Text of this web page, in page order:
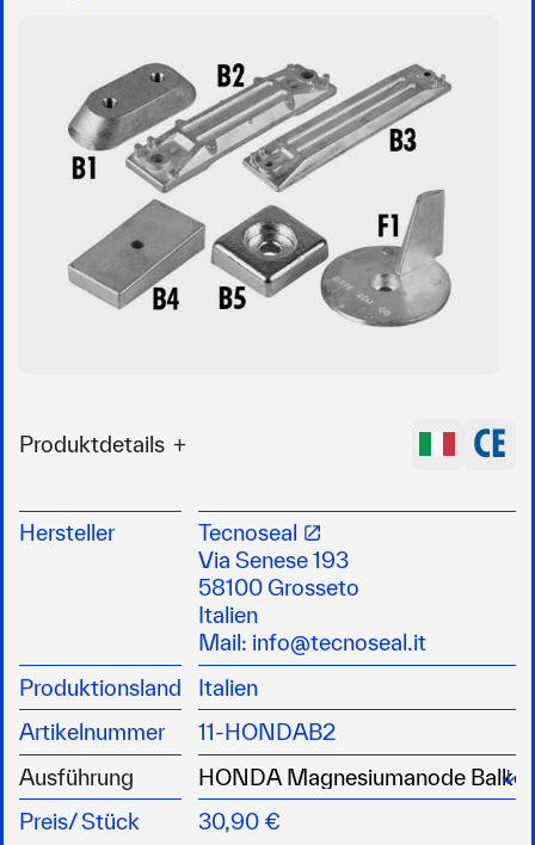
Produktdetails
Außenborder
Speziell geeignet für Süßwasser-Einsatz
Effektiver Schutz vor galvanischer Korrosion
Passend für verschiedene Honda Modelle
für langlebigen Motorschutz
Hersteller
Tecnoseal
Via Senese 193
58100 Grosseto
Italien
Mail: info@tecnoseal.it
Produktionsland
Italien
Artikelnummer
11-HONDAB2
Ausführung
Preis/Stück 30,90 €